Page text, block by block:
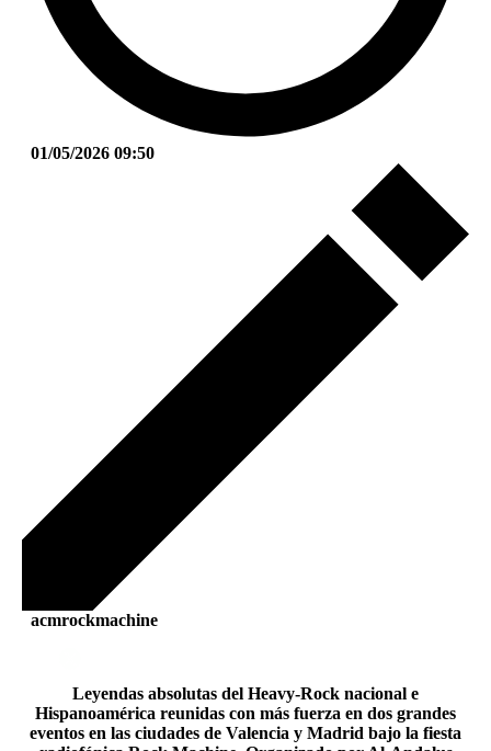
01/05/2026 09:50
acmrockmachine
Leyendas absolutas del Heavy-Rock nacional e
Hispanoamérica reunidas con más fuerza en dos grandes
eventos en las ciudades de Valencia y Madrid bajo la fiesta